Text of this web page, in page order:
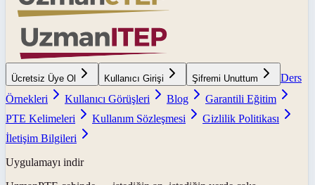
Ücretsiz Üye Ol Kullanıcı Girişi Şifremi Unuttum
Ders
Örnekleri
Kullanıcı Görüşleri Blog
Garantili Eğitim
PTE Kelimeleri
Kullanım Sözleşmesi
Gizlilik Politikası
İletişim Bilgileri
Uygulamayı indir